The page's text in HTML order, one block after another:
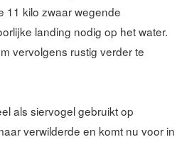
11 kilo zwaar wegende
landing nodig op het water.
vervolgens rustig verder te
als siervogel gebruikt op
verwilderde en komt nu voor in